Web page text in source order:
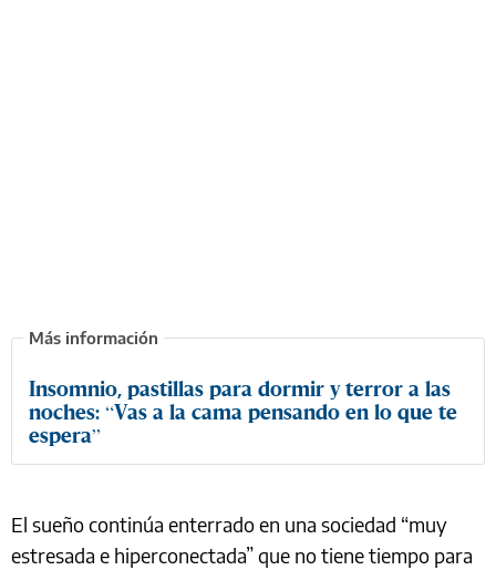
Insomnio, pastillas para dormir y terror a las
noches: “Vas a la cama pensando en lo que te
espera”
El sueño continúa enterrado en una sociedad “muy
estresada e hiperconectada” que no tiene tiempo para